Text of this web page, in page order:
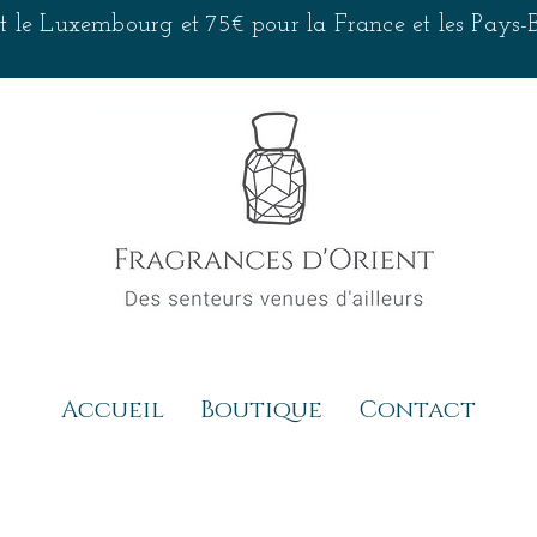
Luxembourg et 75€ pour la France et les Pays-
Accueil Boutique Contact